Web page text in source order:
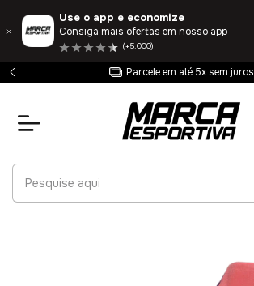
Use o app e economize
Consiga mais ofertas em nosso app
(+5.000)
Parcele em até 5x sem juros